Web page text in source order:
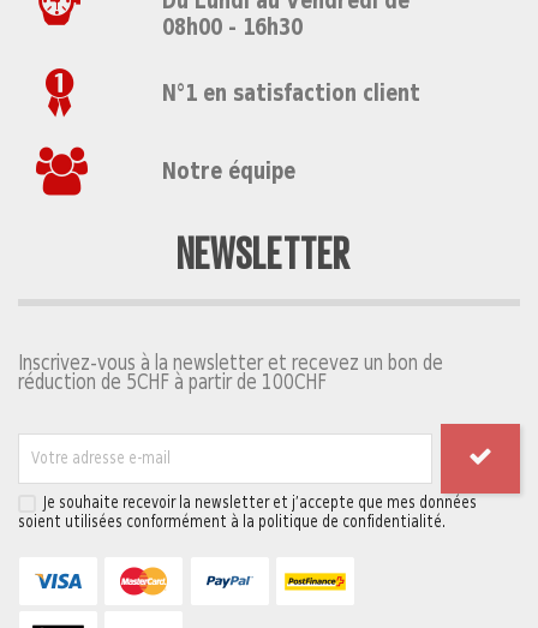
08h00 - 16h30
N°1 en satisfaction client
Notre équipe
NEWSLETTER
Inscrivez-vous à la newsletter et recevez un bon de
réduction de 5CHF à partir de 100CHF
Je souhaite recevoir la newsletter et j’accepte que mes données
soient utilisées conformément à la politique de confidentialité.